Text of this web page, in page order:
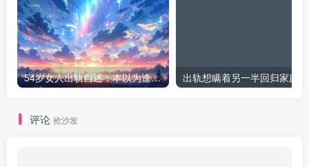
54岁女人出轨自述：本以为逢场作戏
评论 抢沙发